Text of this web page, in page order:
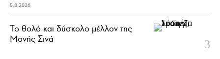
5.8.2026
Το θολό και δύσκολο μέλλον της
Μονής Σινά